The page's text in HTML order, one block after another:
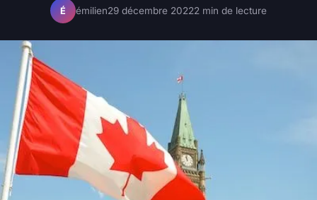
É émilien29 décembre 20222 min de lecture